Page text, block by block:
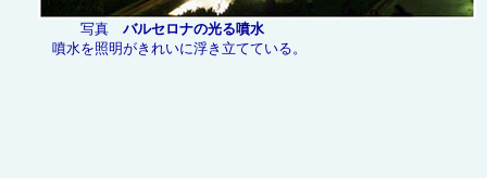
写真 バルセロナの光る噴水
噴水を照明がきれいに浮き立てている。